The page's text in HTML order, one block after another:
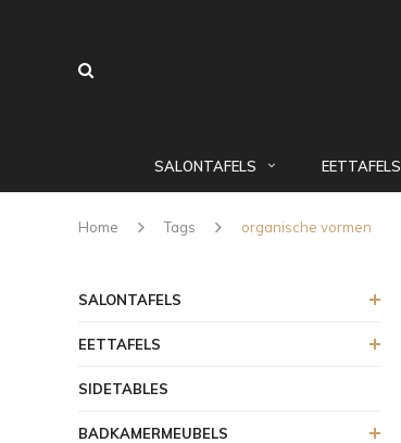
SALONTAFELS EETTAFELS
Home Tags organische vormen
SALONTAFELS
EETTAFELS
SIDETABLES
BADKAMERMEUBELS